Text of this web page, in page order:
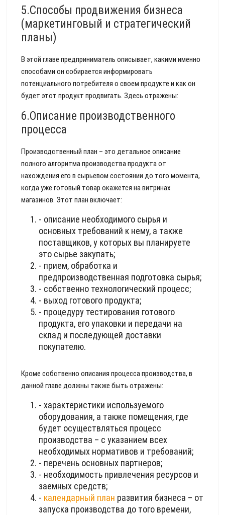
5.Способы продвижения бизнеса
(маркетинговый и стратегический
планы)
В этой главе предприниматель описывает, какими именно
способами он собирается информировать
потенциального потребителя о своем продукте и как он
будет этот продукт продвигать. Здесь отражены:
6.Описание производственного
процесса
Производственный план – это детальное описание
полного алгоритма производства продукта от
нахождения его в сырьевом состоянии до того момента,
когда уже готовый товар окажется на витринах
магазинов. Этот план включает:
- описание необходимого сырья и
основных требований к нему, а также
поставщиков, у которых вы планируете
это сырье закупать;
- прием, обработка и
предпроизводственная подготовка сырья;
- собственно технологический процесс;
- выход готового продукта;
- процедуру тестирования готового
продукта, его упаковки и передачи на
склад и последующей доставки
покупателю.
Кроме собственно описания процесса производства, в
данной главе должны также быть отражены:
- характеристики используемого
оборудования, а также помещения, где
будет осуществляться процесс
производства – с указанием всех
необходимых нормативов и требований;
- перечень основных партнеров;
- необходимость привлечения ресурсов и
заемных средств;
- календарный план развития бизнеса – от
запуска производства до того времени,